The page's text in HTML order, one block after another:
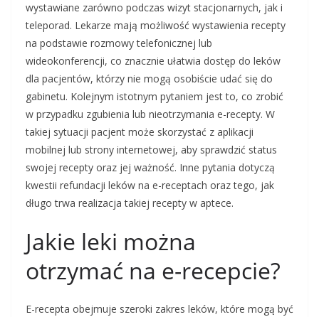
wystawiane zarówno podczas wizyt stacjonarnych, jak i
teleporad. Lekarze mają możliwość wystawienia recepty
na podstawie rozmowy telefonicznej lub
wideokonferencji, co znacznie ułatwia dostęp do leków
dla pacjentów, którzy nie mogą osobiście udać się do
gabinetu. Kolejnym istotnym pytaniem jest to, co zrobić
w przypadku zgubienia lub nieotrzymania e-recepty. W
takiej sytuacji pacjent może skorzystać z aplikacji
mobilnej lub strony internetowej, aby sprawdzić status
swojej recepty oraz jej ważność. Inne pytania dotyczą
kwestii refundacji leków na e-receptach oraz tego, jak
długo trwa realizacja takiej recepty w aptece.
Jakie leki można
otrzymać na e-recepcie?
E-recepta obejmuje szeroki zakres leków, które mogą być